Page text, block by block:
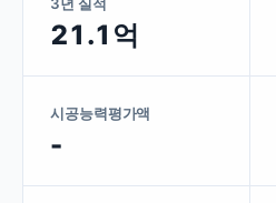
21.1억
시공능력평가액
-